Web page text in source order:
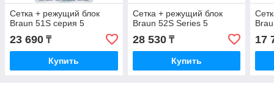
Сетка + режущий блок
Braun 51S серия 5
23 690 ₸
Купить
Сетка + режущий блок
Braun 52S Series 5
28 530₸
Купить
17